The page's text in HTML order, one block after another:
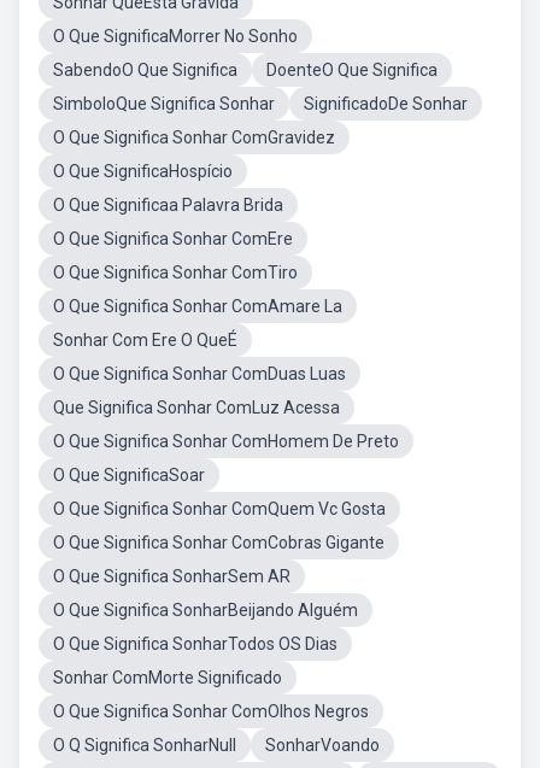
O Que SignificaMorrer No Sonho
SabendoO Que Significa
DoenteO Que Significa
SimboloQue Significa Sonhar
SignificadoDe Sonhar
O Que Significa Sonhar ComGravidez
O Que SignificaHospício
O Que Significaa Palavra Brida
O Que Significa Sonhar ComEre
O Que Significa Sonhar ComTiro
O Que Significa Sonhar ComAmare La
Sonhar Com Ere O QueÉ
O Que Significa Sonhar ComDuas Luas
Que Significa Sonhar ComLuz Acessa
O Que Significa Sonhar ComHomem De Preto
O Que SignificaSoar
O Que Significa Sonhar ComQuem Vc Gosta
O Que Significa Sonhar ComCobras Gigante
O Que Significa SonharSem AR
O Que Significa SonharBeijando Alguém
O Que Significa SonharTodos OS Dias
Sonhar ComMorte Significado
O Que Significa Sonhar ComOlhos Negros
O Q Significa SonharNull
SonharVoando